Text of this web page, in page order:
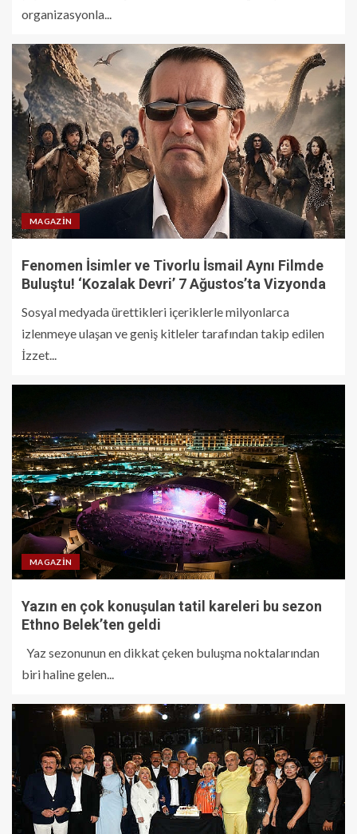
organizasyonla...
MAGAZIN
Fenomen İsimler ve Tivorlu İsmail Aynı Filmde
Buluştu! ‘Kozalak Devri’ 7 Ağustos’ta Vizyonda
Sosyal medyada ürettikleri içeriklerle milyonlarca
izlenmeye ulaşan ve geniş kitleler tarafından takip edilen
İzzet...
MAGAZIN
Yazın en çok konuşulan tatil kareleri bu sezon
Ethno Belek’ten geldi
Yaz sezonunun en dikkat çeken buluşma noktalarından
biri haline gelen...